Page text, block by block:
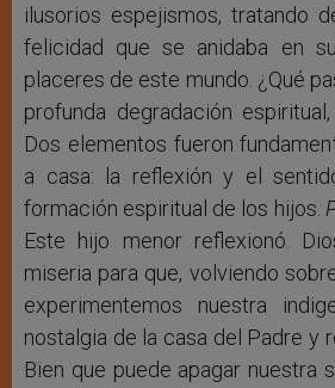
ilusorios espejismos, tratando
felicidad que se anidaba en
placeres de este mundo. ¿Qué
profunda degradación
Dos elementos fueron
a casa: la reflexión y el
formación espiritual de los hijos.
Este hijo menor reflexionó.
miseria para que, volviendo
experimentemos nuestra
nostalgia de la casa del Padre y
Bien que puede apagar nuestra